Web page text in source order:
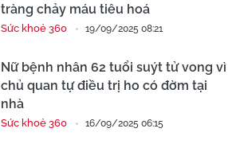
tràng chảy máu tiêu hoá
Sức khoẻ 360 19/09/2025 08:21
Nữ bệnh nhân 62 tuổi suýt tử vong vì
chủ quan tự điều trị ho có đờm tại
nhà
Sức khoẻ 360 16/09/2025 06:15